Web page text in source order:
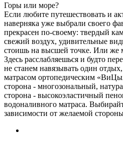
Горы или море?
Если любите путешествовать и
наверняка уже выбрали своего
прекрасен по-своему: твердый
свежий воздух, удивительные
стоишь на высшей точке. Или же
Здесь расслабляешься и будто
не станем навязывать один
матрасом ортопедическим
сторона - многозональный,
сторона - высокоэластичный
водоналивного матраса.
зависимости от желаемой